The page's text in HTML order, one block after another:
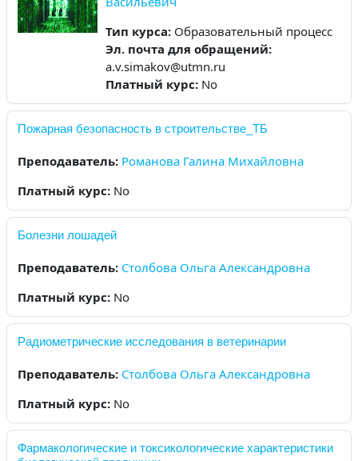
Тип курса: Образовательный процесс
Эл. почта для обращений:
a.v.simakov@utmn.ru
Платный курс: No
Пожарная безопасность в строительстве_ТБ
Преподаватель: Романова Галина Михайловна
Платный курс: No
Болезни лошадей
Преподаватель: Столбова Ольга Александровна
Платный курс: No
Радиометрические исследования в ветеринарии
Преподаватель: Столбова Ольга Александровна
Платный курс: No
Фармакологические и токсикологические характеристики